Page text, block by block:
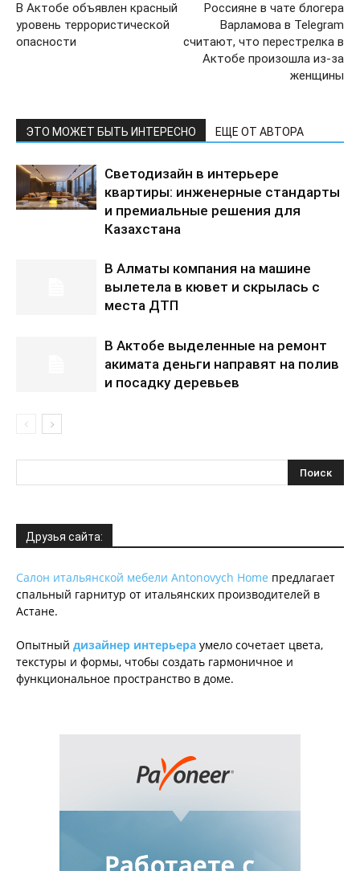
В Актобе объявлен красный
уровень террористической
опасности
Россияне в чате блогера
Варламова в Telegram
считают, что перестрелка в
Актобе произошла из-за
женщины
ЭТО МОЖЕТ БЫТЬ ИНТЕРЕСНО ЕЩЕ ОТ АВТОРА
Светодизайн в интерьере
квартиры: инженерные стандарты
и премиальные решения для
Казахстана
В Алматы компания на машине
вылетела в кювет и скрылась с
места ДТП
В Актобе выделенные на ремонт
акимата деньги направят на полив
и посадку деревьев
Друзья сайта:
Салон итальянской мебели Antonovych Home предлагает
спальный гарнитур от итальянских производителей в
Астане.
Опытный дизайнер интерьера умело сочетает цвета,
текстуры и формы, чтобы создать гармоничное и
функциональное пространство в доме.